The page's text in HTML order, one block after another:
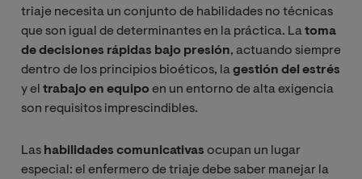
triaje necesita un conjunto de habilidades no técnicas
que son igual de determinantes en la práctica. Latoma
de decisiones rápidas bajo presión, actuando siempre
dentro de los principios bioéticos, lagestión del estrés
y el trabajo en equipoen un entorno de alta exigencia
son requisitos imprescindibles.
Las habilidades comunicativas ocupan un lugar
especial: el enfermero de triaje debe saber manejar la